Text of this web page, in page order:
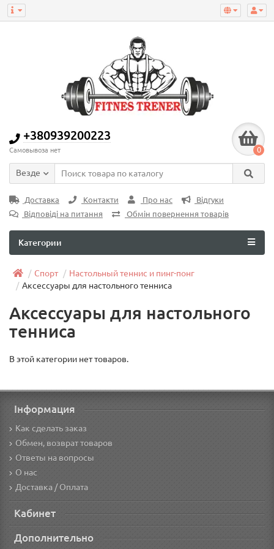
+380939200223
Самовывоза нет 0
Везде
Доставка Контакти Про нас
Відгуки
Відповіді на питання
Обмін повернення товарів
Категории
Спорт
Настольный теннис и пинг-понг
Аксессуары для настольного тенниса
Аксессуары для настольного
тенниса
В этой категории нет товаров.
Інформация
Как сделать заказ
Обмен, возврат товаров
Ответы на вопросы
О нас
Доставка / Оплата
Кабинет
Дополнительно